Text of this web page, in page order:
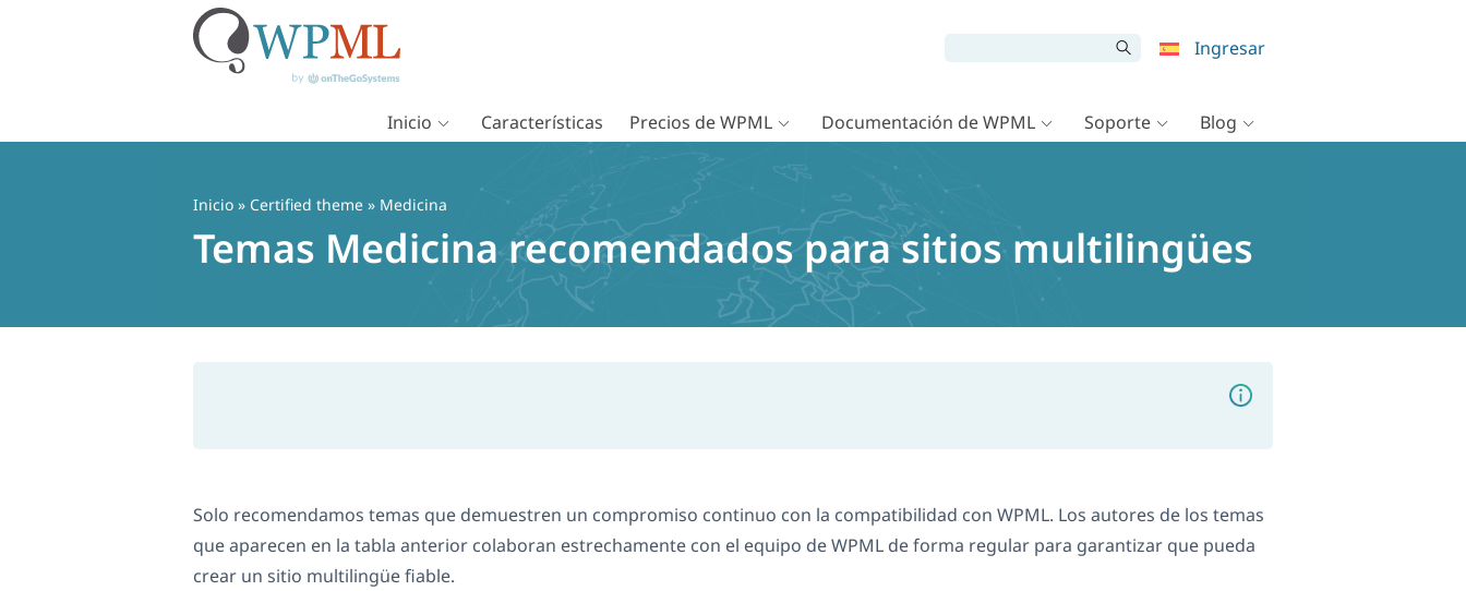
Ingresar
Inicio Características Precios de WPML Documentación de WPML Soporte Blog
Inicio » Certified theme » Medicina
Temas Medicina recomendados para sitios multilingües
Solo recomendamos temas que demuestren un compromiso continuo con la compatibilidad con WPML. Los autores de los temas
que aparecen en la tabla anterior colaboran estrechamente con el equipo de WPML de forma regular para garantizar que pueda
crear un sitio multilingüe fiable.